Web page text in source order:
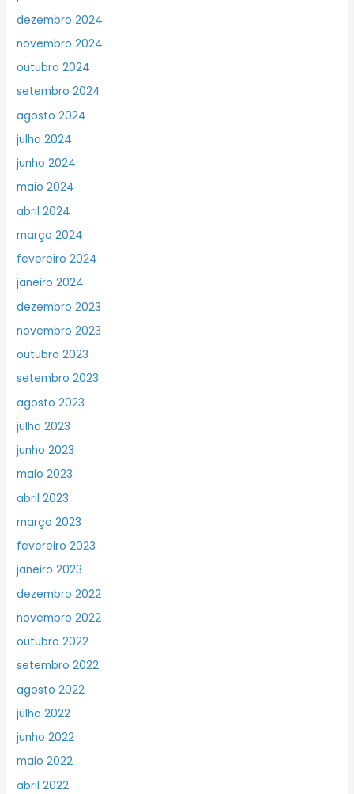
dezembro 2024
novembro 2024
outubro 2024
setembro 2024
agosto 2024
julho 2024
junho 2024
maio 2024
abril 2024
março 2024
fevereiro 2024
janeiro 2024
dezembro 2023
novembro 2023
outubro 2023
setembro 2023
agosto 2023
julho 2023
junho 2023
maio 2023
abril 2023
março 2023
fevereiro 2023
janeiro 2023
dezembro 2022
novembro 2022
outubro 2022
setembro 2022
agosto 2022
julho 2022
junho 2022
maio 2022
abril 2022